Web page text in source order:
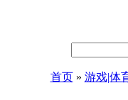
首页» 游戏|体